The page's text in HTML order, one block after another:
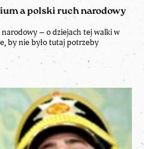
a polski ruch narodowy
– o dziejach tej walki w
by nie było tutaj potrzeby